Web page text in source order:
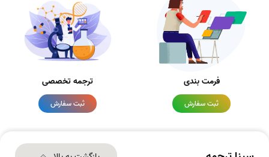
فرمت بندی
ثبت سفارش
ترجمه تخصصی
ثبت سفارش